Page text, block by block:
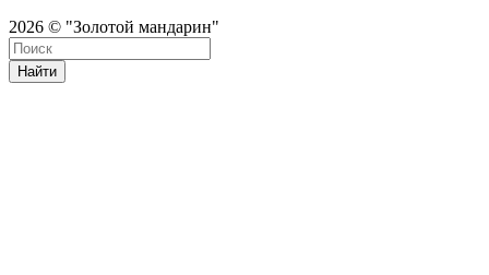
2026 © "Золотой мандарин"
Найти